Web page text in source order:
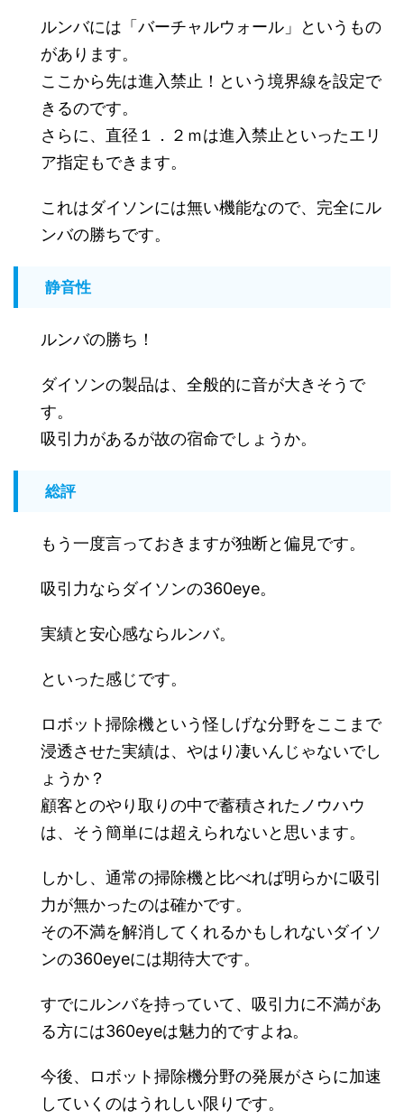
ルンバには「バーチャルウォール」というもの
があります。
ここから先は進入禁止！という境界線を設定で
きるのです。
さらに、直径１．２ｍは進入禁止といったエリ
ア指定もできます。
これはダイソンには無い機能なので、完全にル
ンバの勝ちです。
静音性
ルンバの勝ち！
ダイソンの製品は、全般的に音が大きそうで
す。
吸引力があるが故の宿命でしょうか。
総評
もう一度言っておきますが独断と偏見です。
吸引力ならダイソンの360eye。
実績と安心感ならルンバ。
といった感じです。
ロボット掃除機という怪しげな分野をここまで
浸透させた実績は、やはり凄いんじゃないでし
ょうか？
顧客とのやり取りの中で蓄積されたノウハウ
は、そう簡単には超えられないと思います。
しかし、通常の掃除機と比べれば明らかに吸引
力が無かったのは確かです。
その不満を解消してくれるかもしれないダイソ
ンの360eyeには期待大です。
すでにルンバを持っていて、吸引力に不満があ
る方には360eyeは魅力的ですよね。
今後、ロボット掃除機分野の発展がさらに加速
していくのはうれしい限りです。